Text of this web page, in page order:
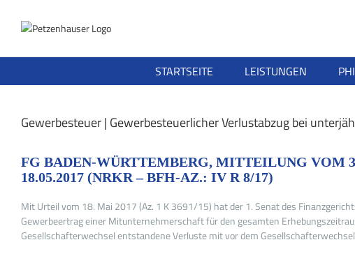
Inhalt
springen
STARTSEITE LEISTUNGEN
Gewerbesteuer | Gewerbesteuerlicher Verlustabzug bei
FG BADEN-WÜRTTEMBERG, MITTEILUNG VOM
18.05.2017 (NRKR – BFH-AZ.: IV R 8/17)
Mit Urteil vom 18. Mai 2017 (Az. 1 K 3691/15) hat der 1. Senat des
Gewerbeertrag einer Mitunternehmerschaft für den gesamten
Gesellschafterwechsel entstandene Verluste mit vor dem